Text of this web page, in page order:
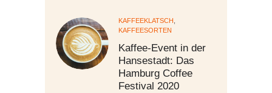
KAFFEEKLATSCH
KAFFEESORTEN
Kaffee-Event in der
Hansestadt: Das
Hamburg Coffee
Festival 2020